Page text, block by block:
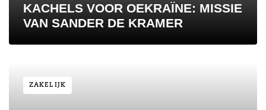
KACHELS VOOR OEKRAÏNE: MISSIE
VAN SANDER DE KRAMER
ZAKELIJK